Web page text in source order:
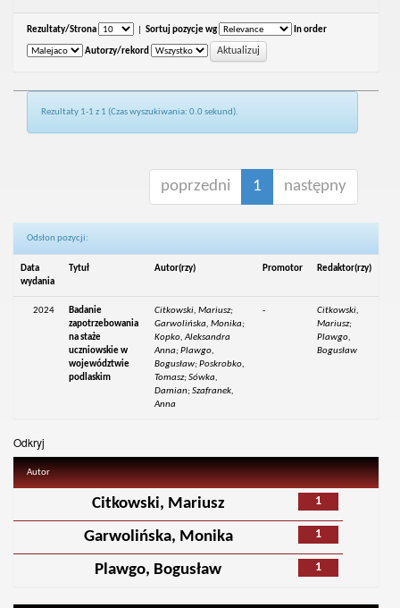
Rezultaty/Strona Sortuj pozycje wg In order
Autorzy/rekord
Rezultaty 1-1 z 1 (Czas wyszukiwania: 0.0 sekund).
poprzedni 1 następny
Odsłon pozycji:
Data
wydania
Tytuł Autor(rzy) Promotor Redaktor(rzy)
2024
Badanie
zapotrzebowania
na staże
uczniowskie w
województwie
podlaskim
Citkowski, Mariusz;
Garwolińska, Monika;
Kopko, Aleksandra
Anna; Plawgo,
Bogusław; Poskrobko,
Tomasz; Sówka,
Damian; Szafranek,
Anna
-
Citkowski,
Mariusz;
Plawgo,
Bogusław
Odkryj
Autor
1
Citkowski, Mariusz
1
Garwolińska, Monika
1
Plawgo, Bogusław